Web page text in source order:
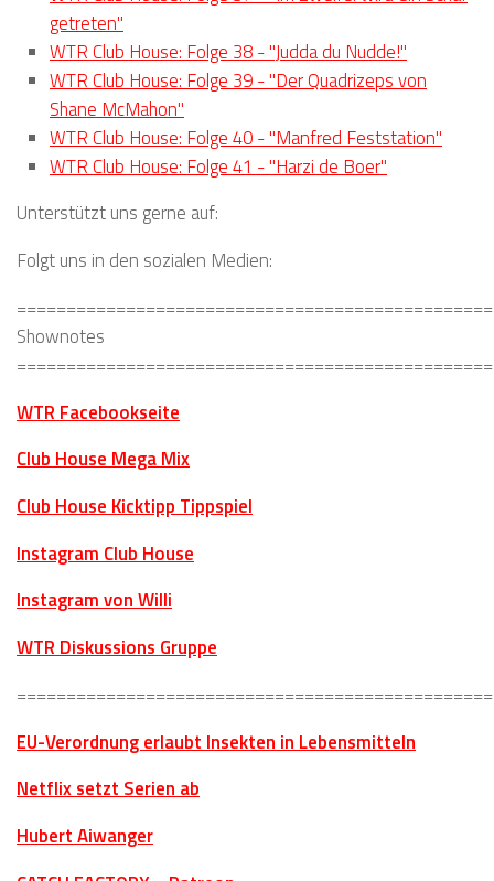
getreten"
WTR Club House: Folge 38 - "Judda du Nudde!"
WTR Club House: Folge 39 - "Der Quadrizeps von
Shane McMahon"
WTR Club House: Folge 40 - "Manfred Feststation"
WTR Club House: Folge 41 - "Harzi de Boer"
Unterstützt uns gerne auf:
Folgt uns in den sozialen Medien:
Shownotes
WTR Facebookseite
Club House Mega Mix
Club House Kicktipp Tippspiel
Instagram Club House
Instagram von Willi
WTR Diskussions Gruppe
EU-Verordnung erlaubt Insekten in Lebensmitteln
Netflix setzt Serien ab
Hubert Aiwanger